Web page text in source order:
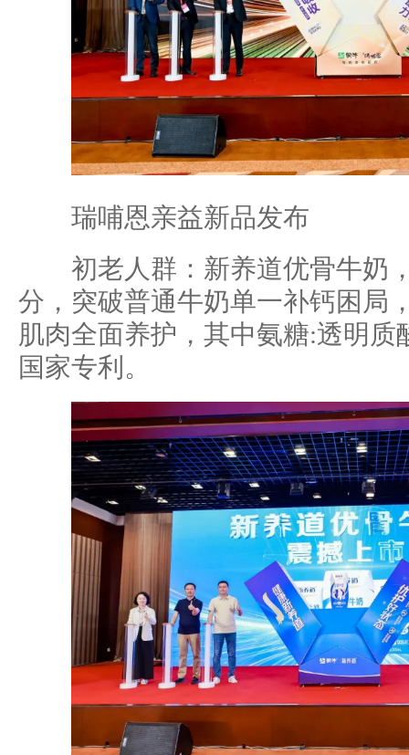
瑞哺恩亲益新品发布
初老人群：新养道优骨牛奶
分，突破普通牛奶单一补钙困局
肌肉全面养护，其中氨糖:透明质
国家专利。